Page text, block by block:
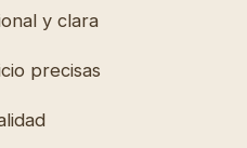
y clara
precisas